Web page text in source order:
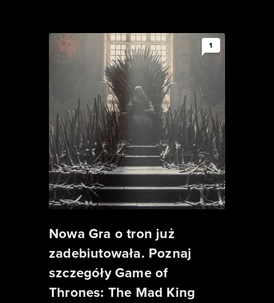
1
Nowa Gra o tron już
zadebiutowała. Poznaj
szczegóły Game of
Thrones: The Mad King